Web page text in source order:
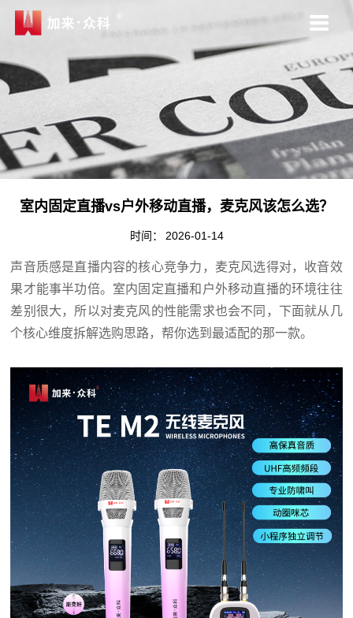
室内固定直播vs户外移动直播，麦克风该怎么选？
时间： 2026-01-14
声音质感是直播内容的核心竞争力，麦克风选得对，收音效
果才能事半功倍。室内固定直播和户外移动直播的环境往往
差别很大，所以对麦克风的性能需求也会不同，下面就从几
个核心维度拆解选购思路，帮你选到最适配的那一款。